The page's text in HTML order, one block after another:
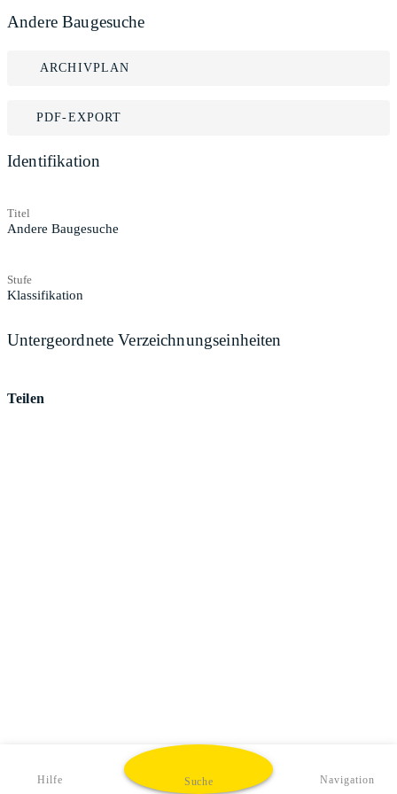
Andere Baugesuche
ARCHIVPLAN
PDF-EXPORT
Identifikation
Titel
Andere Baugesuche
Stufe
Klassifikation
Untergeordnete Verzeichnungseinheiten
Teilen
Hilfe Suche Navigation